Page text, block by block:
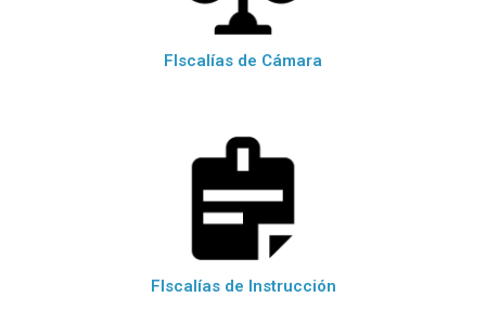
FIscalías de Cámara
FIscalías de Instrucción